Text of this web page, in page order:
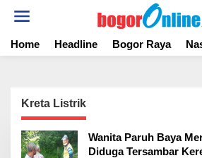
t
Home Headline Bogor Raya
Kreta Listrik
Wanita Paruh Baya
Diduga Tersambar